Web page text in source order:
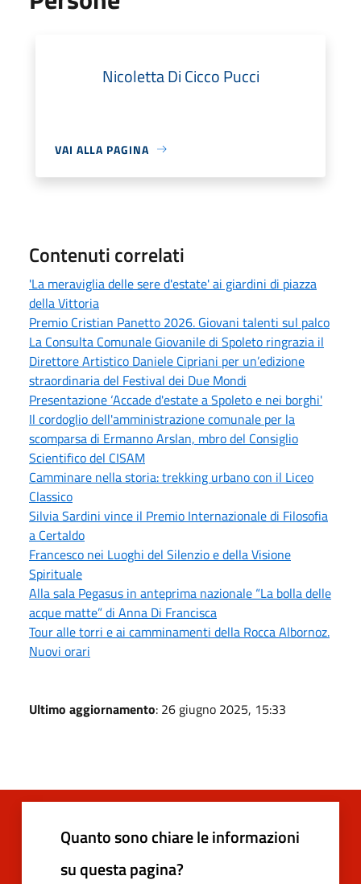
Nicoletta Di Cicco Pucci
VAI ALLA PAGINA
Contenuti correlati
'La meraviglia delle sere d'estate' ai giardini di piazza
della Vittoria
Premio Cristian Panetto 2026. Giovani talenti sul palco
La Consulta Comunale Giovanile di Spoleto ringrazia il
Direttore Artistico Daniele Cipriani per un’edizione
straordinaria del Festival dei Due Mondi
Presentazione ‘Accade d'estate a Spoleto e nei borghi'
Il cordoglio dell'amministrazione comunale per la
scomparsa di Ermanno Arslan, mbro del Consiglio
Scientifico del CISAM
Camminare nella storia: trekking urbano con il Liceo
Classico
Silvia Sardini vince il Premio Internazionale di Filosofia
a Certaldo
Francesco nei Luoghi del Silenzio e della Visione
Spirituale
Alla sala Pegasus in anteprima nazionale “La bolla delle
acque matte” di Anna Di Francisca
Tour alle torri e ai camminamenti della Rocca Albornoz.
Nuovi orari
Ultimo aggiornamento: 26 giugno 2025, 15:33
Quanto sono chiare le informazioni
su questa pagina?